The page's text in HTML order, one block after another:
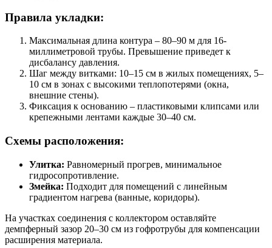
Правила укладки:
Максимальная длина контура – 80–90 м для 16-
миллиметровой трубы. Превышение приведет к
дисбалансу давления.
Шаг между витками: 10–15 см в жилых помещениях, 5–
10 см в зонах с высокими теплопотерями (окна,
внешние стены).
Фиксация к основанию – пластиковыми клипсами или
крепежными лентами каждые 30–40 см.
Схемы расположения:
Улитка: Равномерный прогрев, минимальное
гидросопротивление.
Змейка: Подходит для помещений с линейным
градиентом нагрева (ванные, коридоры).
На участках соединения с коллектором оставляйте
демпферный зазор 20–30 см из гофротрубы для компенсации
расширения материала.